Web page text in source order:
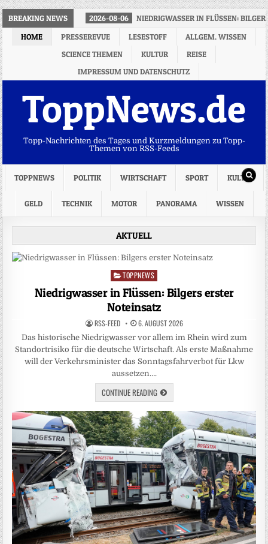
BREAKING NEWS 2026-08-06
NIEDRIGWASSER IN FLÜSSEN:
HOME
PRESSEREVUE LESESTOFF
ALLGEM. WISSEN
SCIENCE THEMEN
KULTUR
REISE
IMPRESSUM UND DATENSCHUTZ
ToppNews.de
Topp-Nachrichten des Tages und Kurzmeldungen zu Topp-
Themen von RSS-Feeds
TOPPNEWS POLITIK WIRTSCHAFT SPORT KULTUR
GELD TECHNIK MOTOR PANORAMA WISSEN
AKTUELL
Posted
in
TOPPNEWS
Niedrigwasser in Flüssen: Bilgers erster
Noteinsatz
RSS-FEED 6. AUGUST 2026
Das historische Niedrigwasser vor allem im Rhein wird zum
Standortrisiko für die deutsche Wirtschaft. Als erste Maßnahme
will der Verkehrsminister das Sonntagsfahrverbot für Lkw
aussetzen….
CONTINUE READING